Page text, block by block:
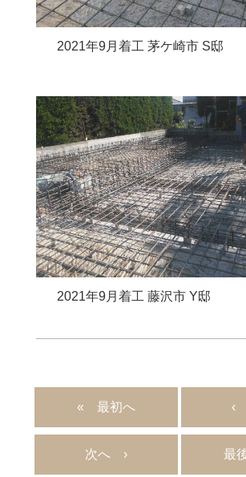
2021年9月着工 茅ケ崎市 S邸
2021年9月着工 藤沢市 Y邸
« ‹
›